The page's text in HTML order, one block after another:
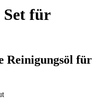
Set für
Reinigungsöl für